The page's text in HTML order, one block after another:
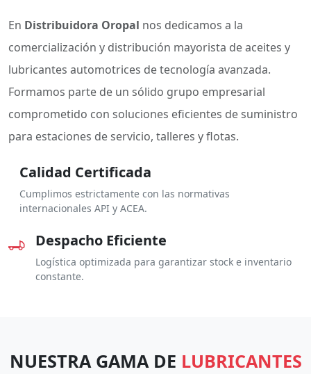
En Distribuidora Oropal nos dedicamos a la
comercialización y distribución mayorista de aceites y
lubricantes automotrices de tecnología avanzada.
Formamos parte de un sólido grupo empresarial
comprometido con soluciones eficientes de suministro
para estaciones de servicio, talleres y flotas.
Calidad Certificada
Cumplimos estrictamente con las normativas
internacionales API y ACEA.
Despacho Eficiente
Logística optimizada para garantizar stock e inventario
constante.
NUESTRA GAMA DE LUBRICANTES